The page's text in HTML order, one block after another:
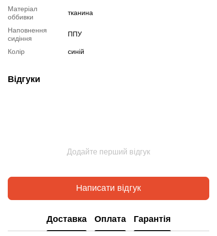
Матеріал
оббивки
тканина
Наповнення
сидіння
ППУ
Колір синій
Відгуки
Додайте перший відгук
Написати відгук
Доставка Оплата Гарантія